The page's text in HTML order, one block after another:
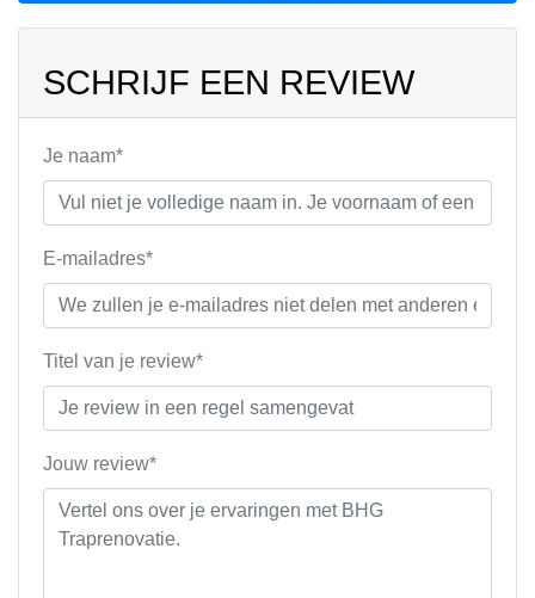
SCHRIJF EEN REVIEW
Je naam*
E-mailadres*
Titel van je review*
Jouw review*